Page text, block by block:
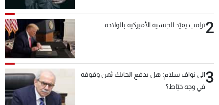
2ترامب يقيّد الجنسية الأميركية بالولادة
3الى نواف سلام: هل يدفع الحايك ثمن وقوفه
في وجه خيّاط؟